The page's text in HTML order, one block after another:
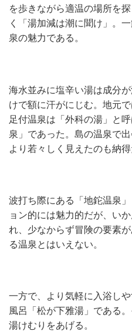
を歩きながら適温の場所を
く「湯加減は潮に聞け」。
泉の魅力である。
海水並みに塩辛い湯は成分
けで額に汗がにじむ。地元
足付温泉は「外科の湯」と
泉」であった。島の温泉で
より若々しく見えたのも納得
波打ち際にある「地鉈温泉
ョン的には魅力的だが、い
れ、少なからず冒険の要素
る温泉とはいえない。
一方で、より気軽に入浴し
風呂「松が下雅湯」である
湯けむりをあげる。